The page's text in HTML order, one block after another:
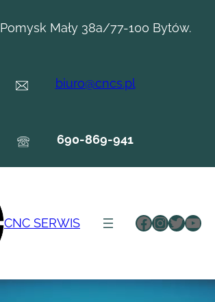
Pomysk Mały 38a/77-100 Bytów.
biuro@cncs.pl
690-869-941
CNC SERWIS Facebook